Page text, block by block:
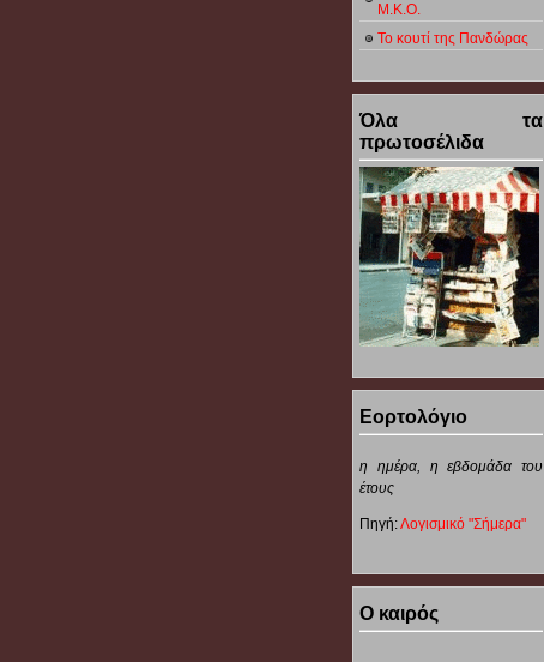
Μ.Κ.Ο.
Το κουτί της Πανδώρας
Όλα τα
πρωτοσέλιδα
Εορτολόγιο
η ημέρα, η εβδομάδα του
έτους
Πηγή:Λογισμικό "Σήμερα"
Ο καιρός